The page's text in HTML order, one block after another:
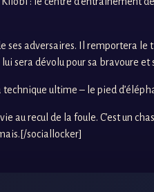
adversaires. Il remportera le
sera dévolu pour sa bravoure et
ultime – le pied
au recul de la foule. C’est un
sociallocker]